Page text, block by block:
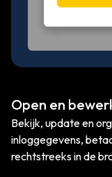
Open en
Bekijk, update en
inloggegevens,
rechtstreeks in de